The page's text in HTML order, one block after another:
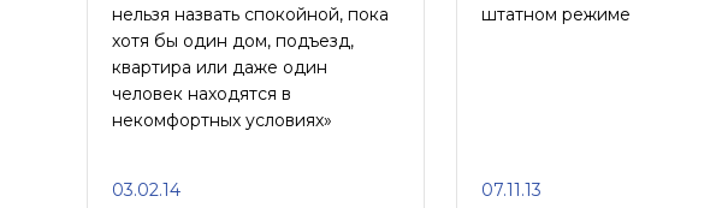
нельзя назвать спокойной, пока
хотя бы один дом, подъезд,
квартира или даже один
человек находятся в
некомфортных условиях»
03.02.14
штатном режиме
07.11.13